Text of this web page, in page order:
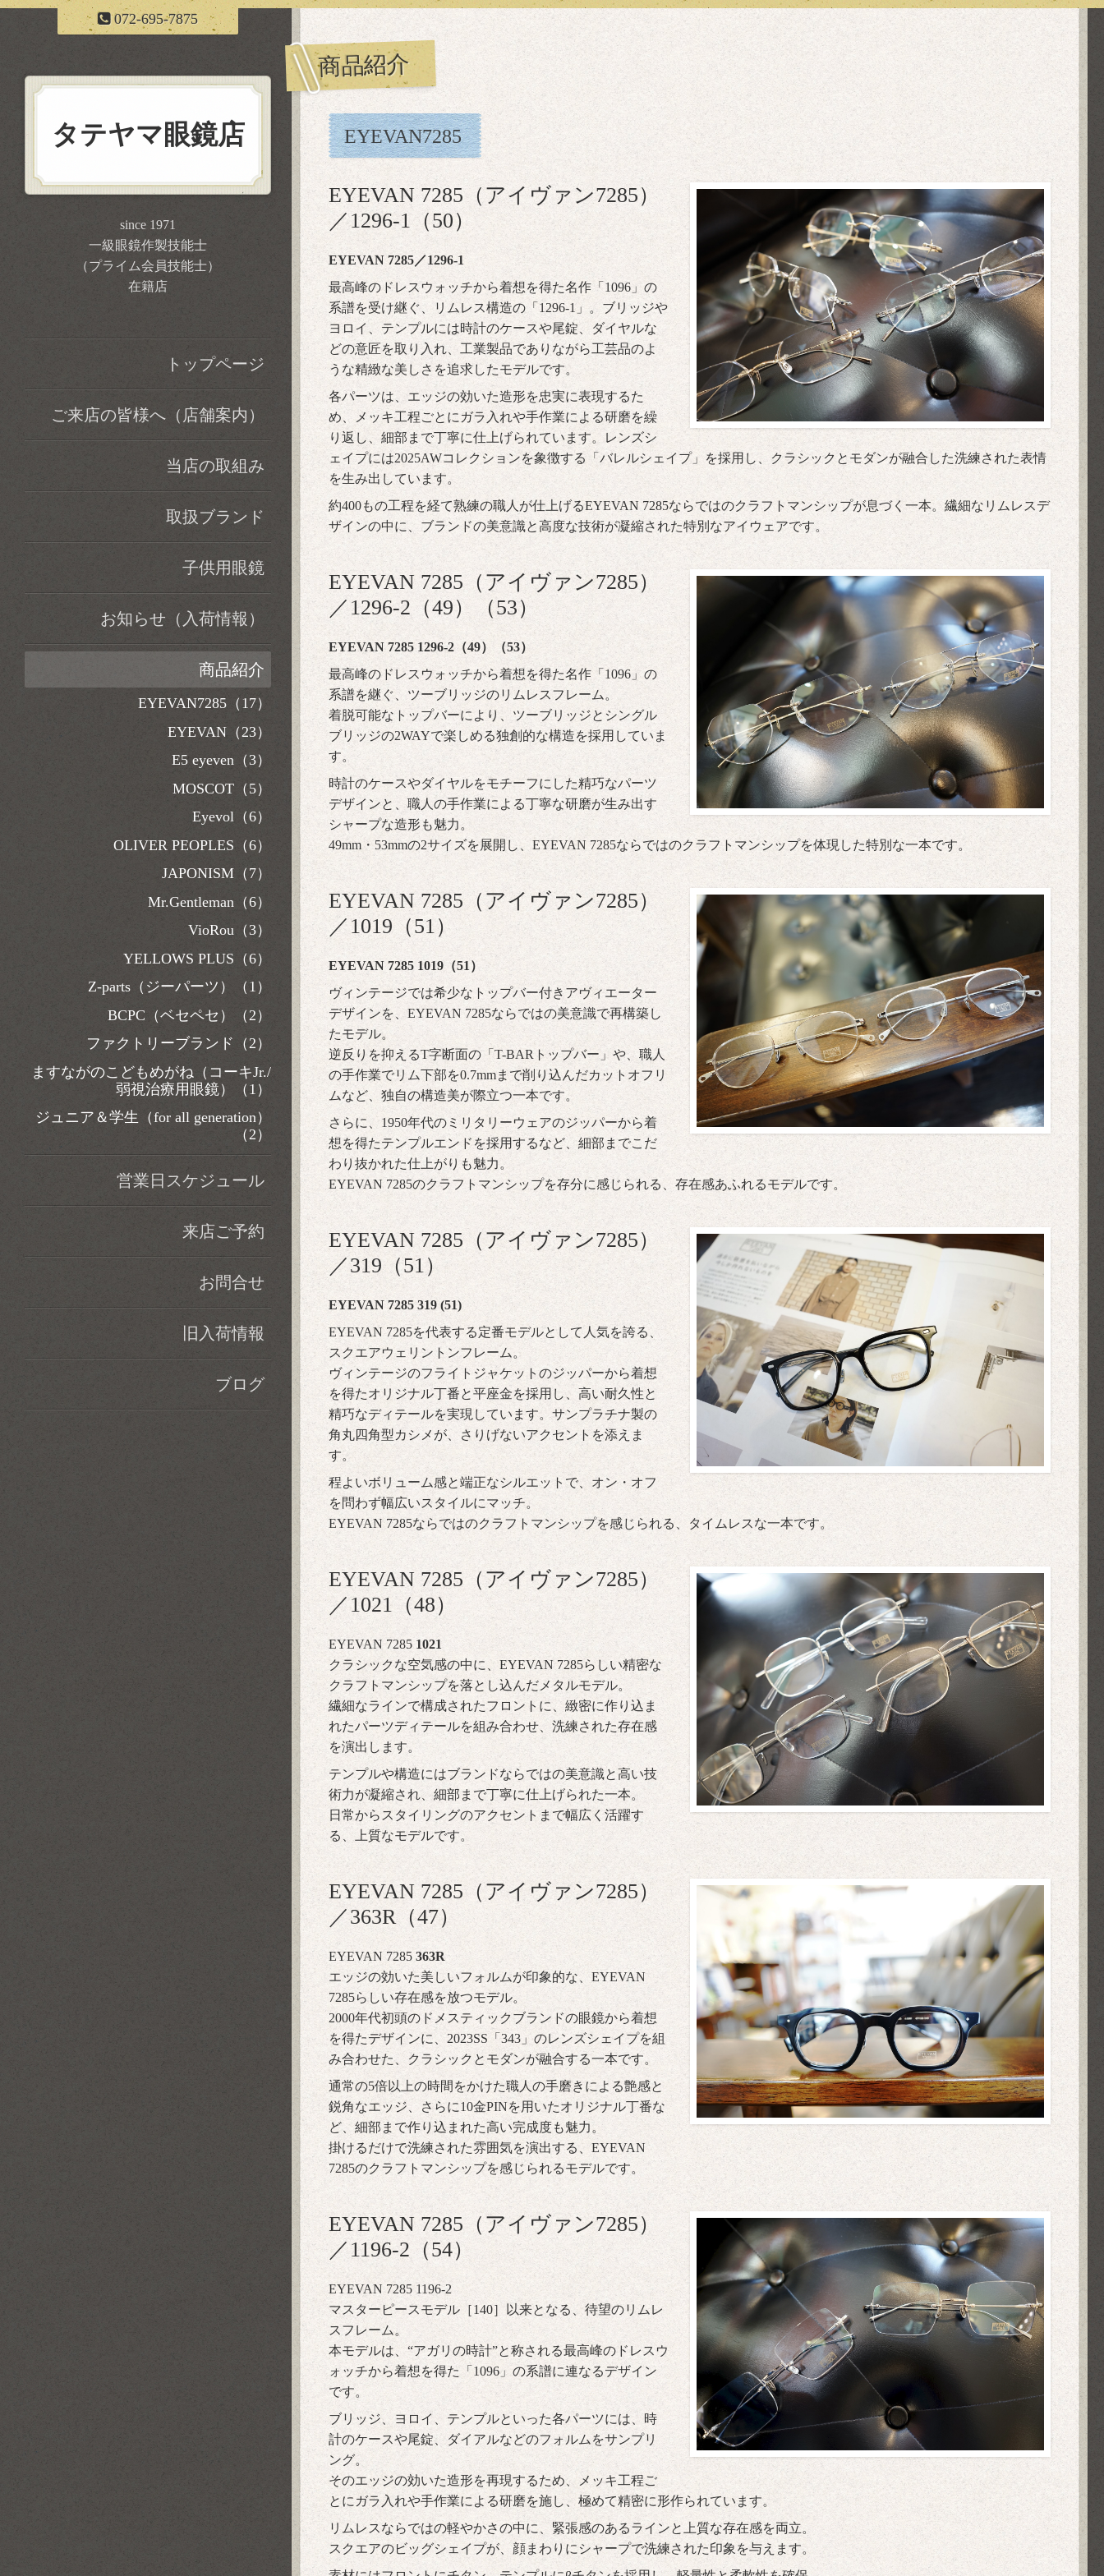
072-695-7875
商品紹介
EYEVAN7285
EYEVAN 7285（アイヴァン7285）
／1296-1（50）
EYEVAN 7285／1296-1
最高峰のドレスウォッチから着想を得た名作「1096」の
系譜を受け継ぐ、リムレス構造の「1296-1」。ブリッジや
ヨロイ、テンプルには時計のケースや尾錠、ダイヤルな
どの意匠を取り入れ、工業製品でありながら工芸品のよ
うな精緻な美しさを追求したモデルです。
各パーツは、エッジの効いた造形を忠実に表現するた
め、メッキ工程ごとにガラ入れや手作業による研磨を繰
り返し、細部まで丁寧に仕上げられています。レンズシ
ェイプには2025AWコレクションを象徴する「バレルシェイプ」を採用し、クラシックとモダンが融合した洗練された表情
を生み出しています。
約400もの工程を経て熟練の職人が仕上げるEYEVAN 7285ならではのクラフトマンシップが息づく一本。繊細なリムレスデ
ザインの中に、ブランドの美意識と高度な技術が凝縮された特別なアイウェアです。
EYEVAN 7285（アイヴァン7285）
／1296-2（49）（53）
EYEVAN 7285 1296-2（49）（53）
最高峰のドレスウォッチから着想を得た名作「1096」の
系譜を継ぐ、ツーブリッジのリムレスフレーム。
着脱可能なトップバーにより、ツーブリッジとシングル
ブリッジの2WAYで楽しめる独創的な構造を採用していま
す。
時計のケースやダイヤルをモチーフにした精巧なパーツ
デザインと、職人の手作業による丁寧な研磨が生み出す
シャープな造形も魅力。
49mm・53mmの2サイズを展開し、EYEVAN 7285ならではのクラフトマンシップを体現した特別な一本です。
EYEVAN 7285（アイヴァン7285）
／1019（51）
EYEVAN 7285 1019（51）
ヴィンテージでは希少なトップバー付きアヴィエーター
デザインを、EYEVAN 7285ならではの美意識で再構築し
たモデル。
逆反りを抑えるT字断面の「T-BARトップバー」や、職人
の手作業でリム下部を0.7mmまで削り込んだカットオフリ
ムなど、独自の構造美が際立つ一本です。
さらに、1950年代のミリタリーウェアのジッパーから着
想を得たテンプルエンドを採用するなど、細部までこだ
わり抜かれた仕上がりも魅力。
EYEVAN 7285のクラフトマンシップを存分に感じられる、存在感あふれるモデルです。
EYEVAN 7285（アイヴァン7285）
／319（51）
EYEVAN 7285 319 (51)
EYEVAN 7285を代表する定番モデルとして人気を誇る、
スクエアウェリントンフレーム。
ヴィンテージのフライトジャケットのジッパーから着想
を得たオリジナル丁番と平座金を採用し、高い耐久性と
精巧なディテールを実現しています。サンプラチナ製の
角丸四角型カシメが、さりげないアクセントを添えま
す。
程よいボリューム感と端正なシルエットで、オン・オフ
を問わず幅広いスタイルにマッチ。
EYEVAN 7285ならではのクラフトマンシップを感じられる、タイムレスな一本です。
EYEVAN 7285（アイヴァン7285）
／1021（48）
EYEVAN 7285 1021
クラシックな空気感の中に、EYEVAN 7285らしい精密な
クラフトマンシップを落とし込んだメタルモデル。
繊細なラインで構成されたフロントに、緻密に作り込ま
れたパーツディテールを組み合わせ、洗練された存在感
を演出します。
テンプルや構造にはブランドならではの美意識と高い技
術力が凝縮され、細部まで丁寧に仕上げられた一本。
日常からスタイリングのアクセントまで幅広く活躍す
る、上質なモデルです。
EYEVAN 7285（アイヴァン7285）
／363R（47）
EYEVAN 7285 363R
エッジの効いた美しいフォルムが印象的な、EYEVAN
7285らしい存在感を放つモデル。
2000年代初頭のドメスティックブランドの眼鏡から着想
を得たデザインに、2023SS「343」のレンズシェイプを組
み合わせた、クラシックとモダンが融合する一本です。
通常の5倍以上の時間をかけた職人の手磨きによる艶感と
鋭角なエッジ、さらに10金PINを用いたオリジナル丁番な
ど、細部まで作り込まれた高い完成度も魅力。
掛けるだけで洗練された雰囲気を演出する、EYEVAN
7285のクラフトマンシップを感じられるモデルです。
EYEVAN 7285（アイヴァン7285）
／1196-2（54）
EYEVAN 7285 1196-2
マスターピースモデル［140］以来となる、待望のリムレ
スフレーム。
本モデルは、“アガリの時計”と称される最高峰のドレスウ
ォッチから着想を得た「1096」の系譜に連なるデザイン
です。
ブリッジ、ヨロイ、テンプルといった各パーツには、時
計のケースや尾錠、ダイアルなどのフォルムをサンプリ
ング。
そのエッジの効いた造形を再現するため、メッキ工程ご
とにガラ入れや手作業による研磨を施し、極めて精密に形作られています。
リムレスならではの軽やかさの中に、緊張感のあるラインと上質な存在感を両立。
スクエアのビッグシェイプが、顔まわりにシャープで洗練された印象を与えます。
タテヤマ眼鏡店
since 1971
一級眼鏡作製技能士
（プライム会員技能士）
在籍店
トップページ
ご来店の皆様へ（店舗案内）
当店の取組み
取扱ブランド
子供用眼鏡
お知らせ（入荷情報）
商品紹介
EYEVAN7285（17）
EYEVAN（23）
E5 eyeven（3）
MOSCOT（5）
Eyevol（6）
OLIVER PEOPLES（6）
JAPONISM（7）
Mr.Gentleman（6）
VioRou（3）
YELLOWS PLUS（6）
Z-parts（ジーパーツ）（1）
BCPC（ベセペセ）（2）
ファクトリーブランド（2）
ますながのこどもめがね（コーキJr./
弱視治療用眼鏡）（1）
ジュニア＆学生（for all generation）
（2）
営業日スケジュール
来店ご予約
お問合せ
旧入荷情報
ブログ